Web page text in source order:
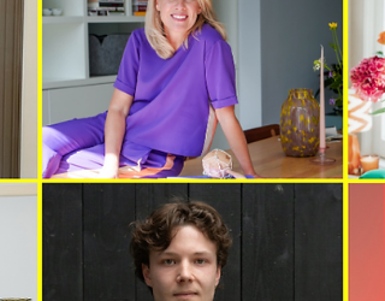
bij Mark Timo over de interieurtrends
van 2026. Wat wordt belangrijk? Waar
verlangen we naar? En wat mag best
een stapje terug doen? Wat zijn de
interieurtrends van 2026? Dit zijn 5
duidelijke trends die in de podcast naar
vore